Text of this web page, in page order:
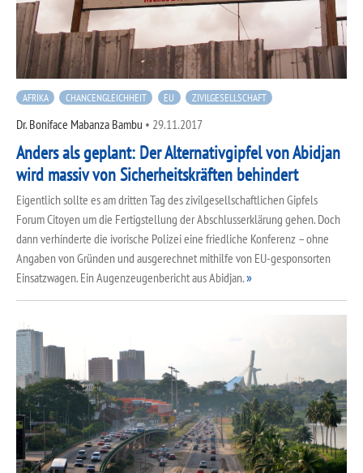
AFRIKA CHANCENGLEICHHEIT EU ZIVILGESELLSCHAFT
Dr. Boniface Mabanza Bambu • 29.11.2017
Anders als geplant: Der Alternativgipfel von Abidjan
wird massiv von Sicherheitskräften behindert
Eigentlich sollte es am dritten Tag des zivilgesellschaftlichen Gipfels
Forum Citoyen um die Fertigstellung der Abschlusserklärung gehen. Doch
dann verhinderte die ivorische Polizei eine friedliche Konferenz – ohne
Angaben von Gründen und ausgerechnet mithilfe von EU-gesponsorten
Einsatzwagen. Ein Augenzeugenbericht aus Abidjan.